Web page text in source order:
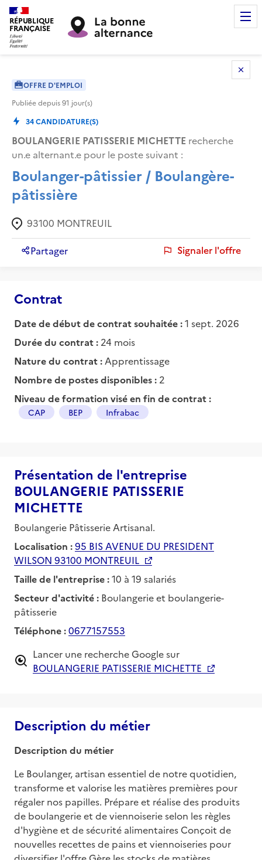
RÉPUBLIQUE
FRANÇAISE
OFFRE D'EMPLOI
Publiée depuis91 jour(s)
34CANDIDATURE(S)
BOULANGERIE PATISSERIE MICHETTE recherche
un.e alternant.e pour le poste suivant :
Boulanger-pâtissier / Boulangère-
pâtissière
93100 MONTREUIL
Partager Signaler l'offre
Contrat
Date de début de contrat souhaitée :1 sept. 2026
Durée du contrat : 24 mois
Nature du contrat : Apprentissage
Nombre de postes disponibles : 2
Niveau de formation visé en fin de contrat :
CAP BEP Infrabac
Présentation de l'entreprise
BOULANGERIE PATISSERIE
MICHETTE
Boulangerie Pâtisserie Artisanal.
Localisation :95 BIS AVENUE DU PRESIDENT
WILSON 93100 MONTREUIL
Taille de l'entreprise :10 à 19 salariés
Secteur d'activité : Boulangerie et boulangerie-
pâtisserie
Téléphone :0677157553
Lancer une recherche Google sur
BOULANGERIE PATISSERIE MICHETTE
Description du métier
Description du métier
Le Boulanger, artisan essentiel de notre quotidien,
transforme et valorise les matières premières pour
régaler nos papilles. Prépare et réalise des produits
de boulangerie et de viennoiserie selon les règles
d'hygiène et de sécurité alimentaires Conçoit de
nouvelles recettes de pains et viennoiseries pour
diversifier l'offre Gère les stocks de matières